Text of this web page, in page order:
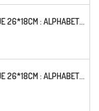
POCHOIR PLASTIQUE 26*18CM : ALPHABET (04)
POCHOIR PLASTIQUE 26*18CM : ALPHABET (02)